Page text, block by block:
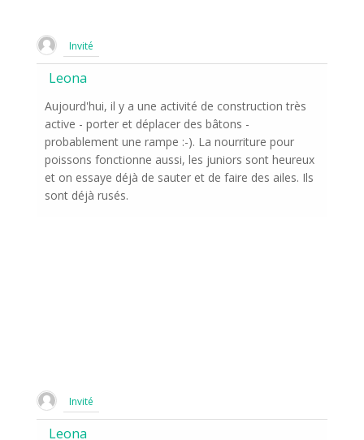
Invité
Leona
Aujourd'hui, il y a une activité de construction très
active - porter et déplacer des bâtons -
probablement une rampe :-). La nourriture pour
poissons fonctionne aussi, les juniors sont heureux
et on essaye déjà de sauter et de faire des ailes. Ils
sont déjà rusés.
Invité
Leona